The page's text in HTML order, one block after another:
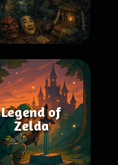
Legend of
Zelda